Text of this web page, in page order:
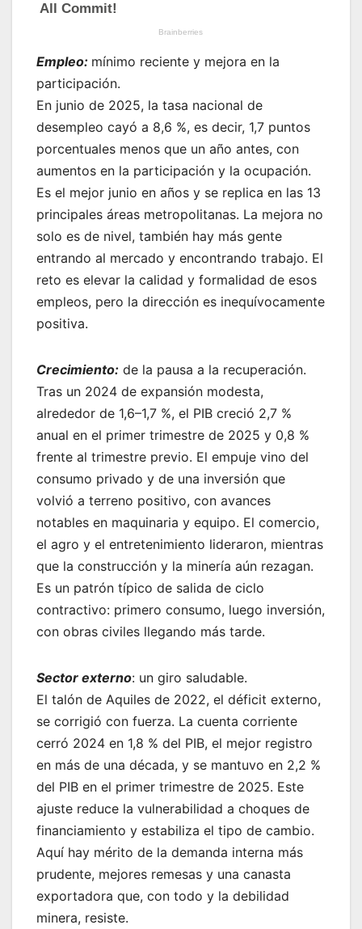
Empleo: mínimo reciente y mejora en la
participación.
En junio de 2025, la tasa nacional de
desempleo cayó a 8,6 %, es decir, 1,7 puntos
porcentuales menos que un año antes, con
aumentos en la participación y la ocupación.
Es el mejor junio en años y se replica en las 13
principales áreas metropolitanas. La mejora no
solo es de nivel, también hay más gente
entrando al mercado y encontrando trabajo. El
reto es elevar la calidad y formalidad de esos
empleos, pero la dirección es inequívocamente
positiva.
Crecimiento: de la pausa a la recuperación.
Tras un 2024 de expansión modesta,
alrededor de 1,6–1,7 %, el PIB creció 2,7 %
anual en el primer trimestre de 2025 y 0,8 %
frente al trimestre previo. El empuje vino del
consumo privado y de una inversión que
volvió a terreno positivo, con avances
notables en maquinaria y equipo. El comercio,
el agro y el entretenimiento lideraron, mientras
que la construcción y la minería aún rezagan.
Es un patrón típico de salida de ciclo
contractivo: primero consumo, luego inversión,
con obras civiles llegando más tarde.
Sector externo: un giro saludable.
El talón de Aquiles de 2022, el déficit externo,
se corrigió con fuerza. La cuenta corriente
cerró 2024 en 1,8 % del PIB, el mejor registro
en más de una década, y se mantuvo en 2,2 %
del PIB en el primer trimestre de 2025. Este
ajuste reduce la vulnerabilidad a choques de
financiamiento y estabiliza el tipo de cambio.
Aquí hay mérito de la demanda interna más
prudente, mejores remesas y una canasta
exportadora que, con todo y la debilidad
minera, resiste.